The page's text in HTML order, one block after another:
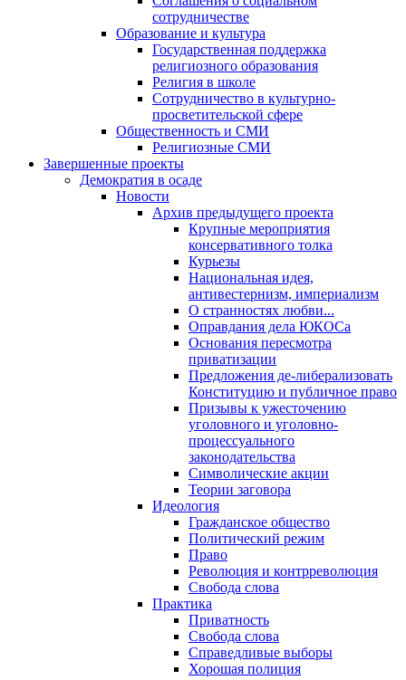
сотрудничестве
Образование и культура
Государственная поддержка
религиозного образования
Религия в школе
Сотрудничество в культурно-
просветительской сфере
Общественность и СМИ
Религиозные СМИ
Завершенные проекты
Демократия в осаде
Новости
Архив предыдущего проекта
Крупные мероприятия
консервативного толка
Курьезы
Национальная идея,
антивестернизм, империализм
О странностях любви...
Оправдания дела ЮКОСа
Основания пересмотра
приватизации
Предложения де-либерализовать
Конституцию и публичное право
Призывы к ужесточению
уголовного и уголовно-
процессуального
законодательства
Символические акции
Теории заговора
Идеология
Гражданское общество
Политический режим
Право
Революция и контрреволюция
Свобода слова
Практика
Приватность
Свобода слова
Справедливые выборы
Хорошая полиция